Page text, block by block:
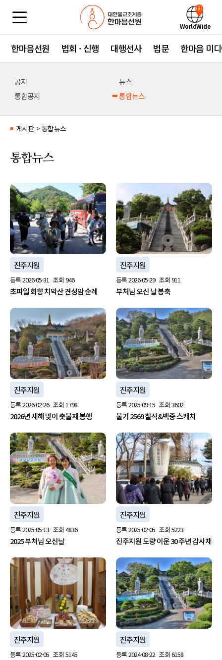
WorldWide
한마음선원 법회 · 신행 대행선사 법문 한마음 미
공지
뉴스
통합공지
통합뉴스
■ 게시판 > 통합뉴스
통합뉴스
진주지원
등록2026-05-31 조회 946
초파일 회향 치악산 견성암 순례
진주지원
등록2026-05-29 조회 911
부처님 오신 날 봉축
진주지원
등록2026-02-26 조회 1798
2026년 새해 맞이 촛불재 봉행
진주지원
등록2025-09-15 조회 3602
불기 2569 칠석&백중 스케치
진주지원
등록2025-05-13 조회 4836
2025 부처님 오신날
진주지원
등록2025-02-05 조회 5223
진주지원 도량 이운 30 주년 감사재
진주지원
등록2025-02-05 조회 5145
진주지원
등록2024-08-22 조회 6158